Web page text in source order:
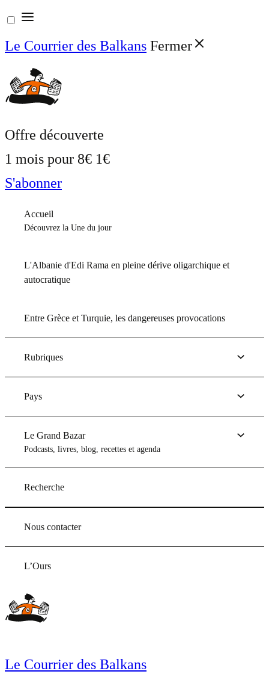
Aller
au
contenu
Le Courrier des Balkans Fermer
Offre découverte
1 mois pour 8€ 1€
S'abonner
Accueil
Découvrez la Une du jour
L'Albanie d'Edi Rama en pleine dérive oligarchique et
autocratique
Entre Grèce et Turquie, les dangereuses provocations
Rubriques
Pays
Le Grand Bazar
Podcasts, livres, blog, recettes et agenda
Recherche
Nous contacter
L’Ours
Le Courrier des Balkans